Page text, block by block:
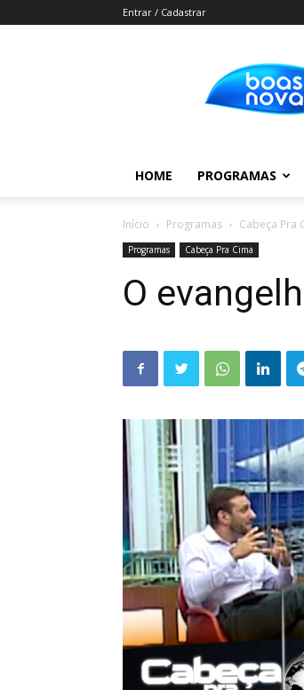
Entrar / Cadastrar
HOME PROGRAMAS
Início Programas Cabeça Pra
Programas Cabeça Pra Cima
O